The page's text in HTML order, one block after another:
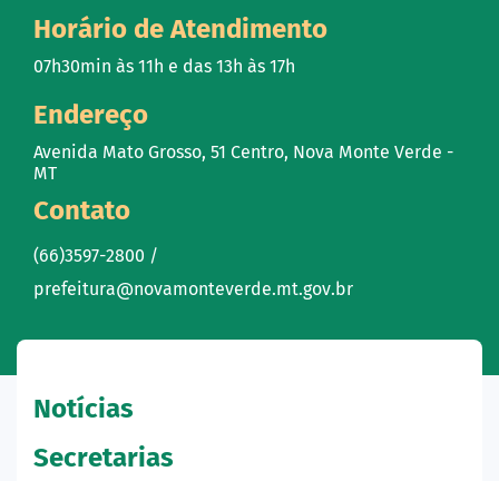
Horário de Atendimento
07h30min às 11h e das 13h às 17h
Endereço
Avenida Mato Grosso, 51 Centro, Nova Monte Verde -
MT
Contato
(66)3597-2800 /
prefeitura@novamonteverde.mt.gov.br
Notícias
Secretarias